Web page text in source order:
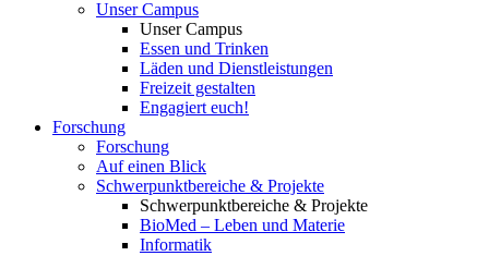
Unser Campus
Unser Campus
Essen und Trinken
Läden und Dienstleistungen
Freizeit gestalten
Engagiert euch!
Forschung
Forschung
Auf einen Blick
Schwerpunktbereiche & Projekte
Schwerpunktbereiche & Projekte
BioMed – Leben und Materie
Informatik